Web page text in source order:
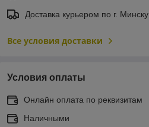
Доставка курьером по г. Минску
Все условия доставки
Условия оплаты
Онлайн оплата по реквизитам
Наличными